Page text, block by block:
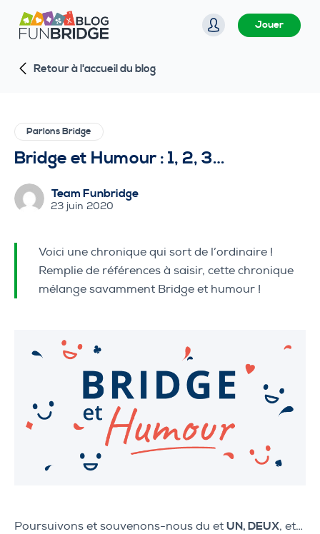
P
a
s
a
c
o
n
e
Jouer
Retour à l'accueil du blog
Parlons Bridge
Bridge et Humour : 1, 2, 3…
Team Funbridge
23 juin 2020
Voici une chronique qui sort de l’ordinaire !
Remplie de références à saisir, cette chronique
mélange savamment Bridge et humour !
Poursuivons et souvenons-nous du et UN, DEUX, et…